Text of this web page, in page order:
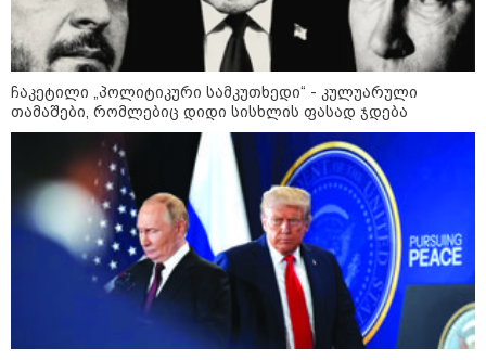
ტრაგედია შოტლანდიაში - 35
წლის მამას 9 წლის
ქალიშვილის მკვლელობაში
ედება ბრალი
14:08 / 05-08-2026
ლაიფციგის აეროპორტში
უკრაინულ თვითმფრინავთან
ახლოს ასაფეთქებელი
მოწყობილობით აღჭურვილი
დრონი აღმოაჩინეს - რას წერს
მედია
13:22 / 05-08-2026
საფრანგეთის სოფელში ტყის
ხანძრის შემდეგ მეორე
ჩაკეტილი „პოლიტიკური სამკუთხედი“ - კულუარული
თამაშები, რომლებიც დიდი სისხლის ფასად ჯდება